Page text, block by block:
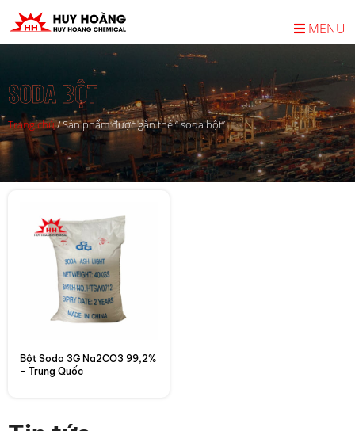
MENU
SODA BỘT
Trang chủ/Sản phẩm được gắn thẻ “ soda bột”
Bột Soda 3G Na2CO3 99,2%
– Trung Quốc